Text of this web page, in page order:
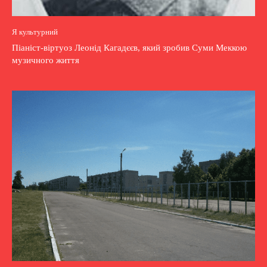
Я культурний
Піаніст-віртуоз Леонід Кагадєєв, який зробив Суми Меккою
музичного життя